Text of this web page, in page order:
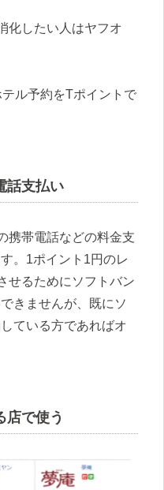
化したい人はヤフオ
ル予約をTポイントで
話支払い
携帯電話などの料金支
。1ポイント1円のレ
せるためにソフトバン
きませんが、既にソ
ている方であればオ
店で使う